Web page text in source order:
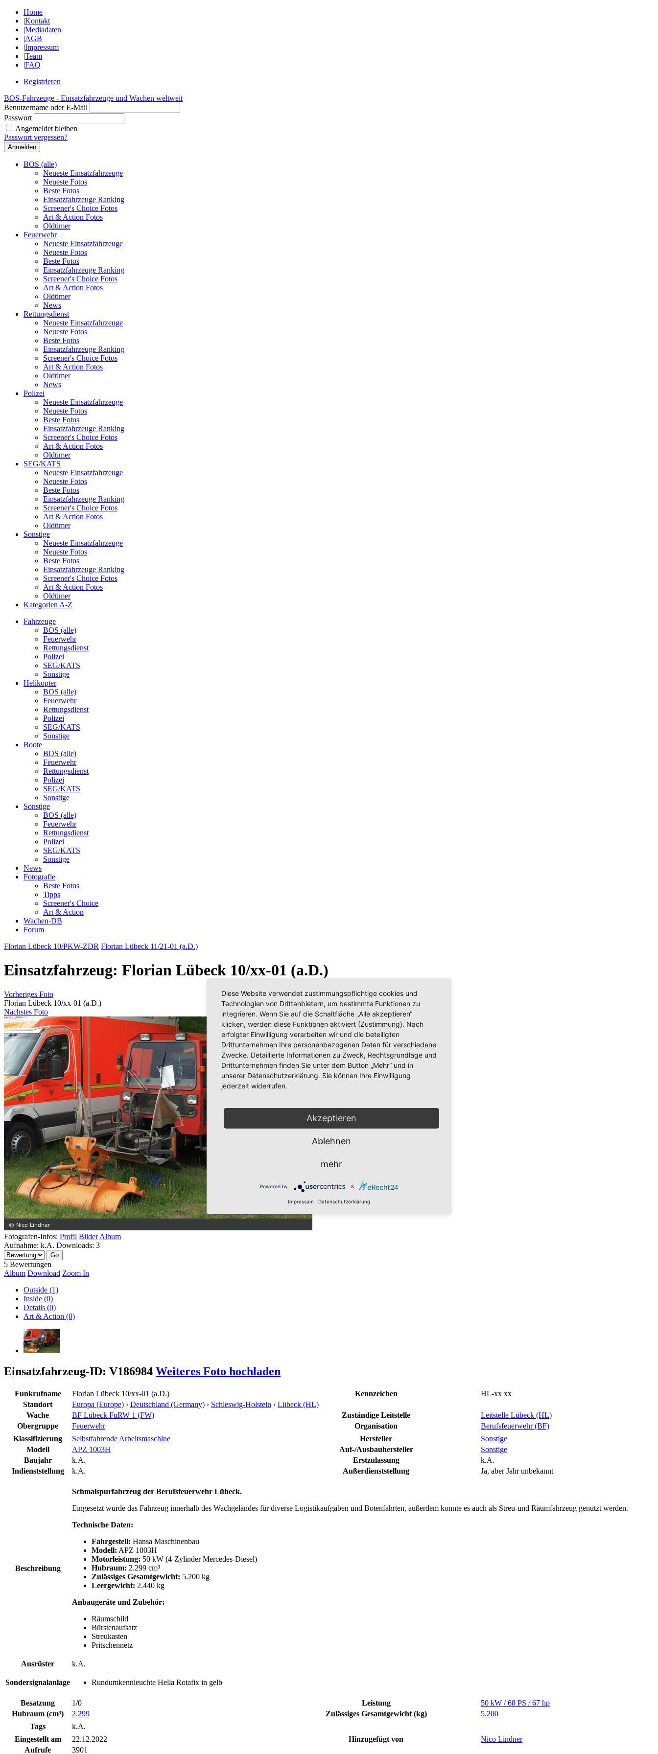
Home
|Kontakt
|Mediadaten
|AGB
|Impressum
|Team
|FAQ
Registrieren
BOS-Fahrzeuge - Einsatzfahrzeuge und Wachen weltweit
Benutzername oder E-Mail
Passwort
Angemeldet bleiben
Passwort vergessen?
BOS (alle)
Neueste Einsatzfahrzeuge
Neueste Fotos
Beste Fotos
Einsatzfahrzeuge Ranking
Screener's Choice Fotos
Art & Action Fotos
Oldtimer
Feuerwehr
Neueste Einsatzfahrzeuge
Neueste Fotos
Beste Fotos
Einsatzfahrzeuge Ranking
Screener's Choice Fotos
Art & Action Fotos
Oldtimer
News
Rettungsdienst
Neueste Einsatzfahrzeuge
Neueste Fotos
Beste Fotos
Einsatzfahrzeuge Ranking
Screener's Choice Fotos
Art & Action Fotos
Oldtimer
News
Polizei
Neueste Einsatzfahrzeuge
Neueste Fotos
Beste Fotos
Einsatzfahrzeuge Ranking
Screener's Choice Fotos
Art & Action Fotos
Oldtimer
SEG/KATS
Neueste Einsatzfahrzeuge
Neueste Fotos
Beste Fotos
Einsatzfahrzeuge Ranking
Screener's Choice Fotos
Art & Action Fotos
Oldtimer
Sonstige
Neueste Einsatzfahrzeuge
Neueste Fotos
Beste Fotos
Einsatzfahrzeuge Ranking
Screener's Choice Fotos
Art & Action Fotos
Oldtimer
Kategorien A-Z
Fahrzeuge
BOS (alle)
Feuerwehr
Rettungsdienst
Polizei
SEG/KATS
Sonstige
Helikopter
BOS (alle)
Feuerwehr
Rettungsdienst
Polizei
SEG/KATS
Sonstige
Boote
BOS (alle)
Feuerwehr
Rettungsdienst
Polizei
SEG/KATS
Sonstige
Sonstige
BOS (alle)
Feuerwehr
Rettungsdienst
Polizei
SEG/KATS
Sonstige
News
Fotografie
Beste Fotos
Tipps
Screener's Choice
Art & Action
Wachen-DB
Forum
Florian Lübeck 10/PKW-ZDR Florian Lübeck 11/21-01 (a.D.)
Einsatzfahrzeug: Florian Lübeck 10/xx-01 (a.D.)
Vorheriges Foto
Florian Lübeck 10/xx-01 (a.D.)
Nächstes Foto
Fotografen-Infos: Profil Bilder Album
Aufnahme: k.A. Downloads: 3
5 Bewertungen
Album Download Zoom In
Outside (1)
Inside (0)
Details (0)
Art & Action (0)
Einsatzfahrzeug-ID: V186984 Weiteres Foto hochladen
Funkrufname Florian Lübeck 10/xx-01 (a.D.) Kennzeichen
HL-xx xx
Standort
Europa (Europe) › Deutschland (Germany) › Schleswig-Holstein › Lübeck (HL)
Wache
BF Lübeck FuRW 1 (FW) Zuständige Leitstelle
Leitstelle Lübeck (HL)
Obergruppe
Feuerwehr Organisation
Berufsfeuerwehr (BF)
Klassifizierung
Selbstfahrende Arbeitsmaschine Hersteller
Sonstige
Modell
APZ 1003H Auf-/Ausbauhersteller
Sonstige
Baujahr
k.A. Erstzulassung
k.A.
Indienststellung
k.A. Außerdienststellung Ja, aber Jahr unbekannt
Beschreibung
Schmalspurfahrzeug der Berufsfeuerwehr Lübeck.
Eingesetzt wurde das Fahrzeug innerhalb des Wachgeländes für diverse Logistikaufgaben und Botenfahrten, außerdem konnte es auch als Streu-und Räumfahrzeug genutzt werden.
Technische Daten:
Fahrgestell: Hansa Maschinenbau
Modell: APZ 1003H
Motorleistung: 50 kW (4-Zylinder Mercedes-Diesel)
Hubraum: 2.299 cm³
Zulässiges Gesamtgewicht: 5.200 kg
Leergewicht: 2.440 kg
Anbaugeräte und Zubehör:
Räumschild
Bürstenaufsatz
Streukasten
Pritschennetz
Ausrüster k.A.
Sondersignalanlage Rundumkennleuchte Hella Rotafix in gelb
Besatzung 1/0 Leistung
50 kW / 68 PS / 67 hp
Hubraum (cm³)
2.299 Zulässiges Gesamtgewicht (kg)
5.200
Tags
k.A.
Eingestellt am
22.12.2022 Hinzugefügt von
Nico Lindner
Aufrufe
3901
Diese Website verwendet zustimmungspflichtige cookies und
Technologien von Drittanbietern, um bestimmte Funktionen zu
integrieren. Wenn Sie auf die Schaltfläche „Alle akzeptieren“
klicken, werden diese Funktionen aktiviert (Zustimmung). Nach
erfolgter Einwilligung verarbeiten wir und die beteiligten
Drittunternehmen Ihre personenbezogenen Daten für verschiedene
Zwecke. Detaillierte Informationen zu Zweck, Rechtsgrundlage und
Drittunternehmen finden Sie unter dem Button „Mehr“ und in
unserer Datenschutzerklärung. Sie können Ihre Einwilligung
jederzeit widerrufen.
Akzeptieren
Ablehnen
mehr
Powered by &
Impressum Datenschutzerklärung